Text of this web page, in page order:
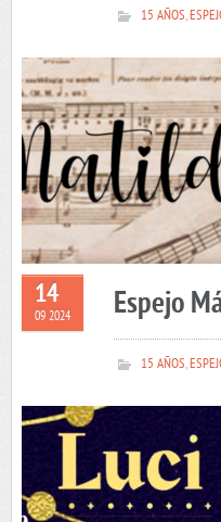
15 AÑOS,
14
09 2024 Espejo
15 AÑOS,